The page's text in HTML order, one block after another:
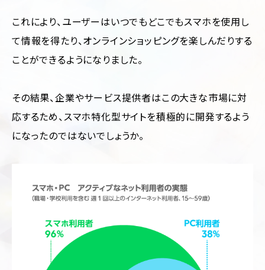
これにより、ユーザーはいつでもどこでもスマホを使用し
て情報を得たり、オンラインショッピングを楽しんだりする
ことができるようになりました。
その結果、企業やサービス提供者はこの大きな市場に対
応するため、スマホ特化型サイトを積極的に開発するよう
になったのではないでしょうか。